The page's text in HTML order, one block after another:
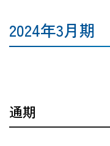
2024年3月期
通期